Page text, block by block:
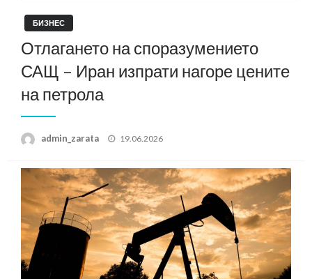
БИЗНЕС
Отлагането на споразумението
САЩ – Иран изпрати нагоре цените
на петрола
admin_zarata
Posted
19.06.2026